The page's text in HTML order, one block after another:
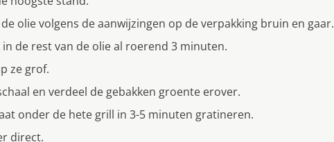
olie volgens de aanwijzingen op de verpakking bruin en gaar.
de rest van de olie al roerend 3 minuten.
ze grof.
en verdeel de gebakken groente erover.
onder de hete grill in 3-5 minuten gratineren.
direct.